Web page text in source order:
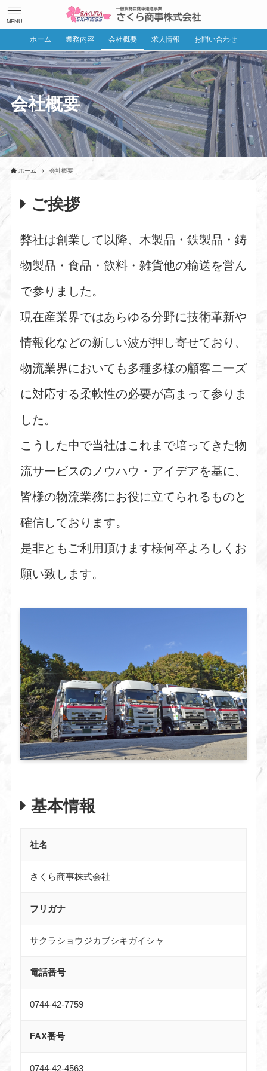
MENU
ホーム 業務内容 会社概要 求人情報 お問い合わせ
会社概要
ホーム 会社概要
ご挨拶
弊社は創業して以降、木製品・鉄製品・鋳
物製品・食品・飲料・雑貨他の輸送を営ん
で参りました。
現在産業界ではあらゆる分野に技術革新や
情報化などの新しい波が押し寄せており、
物流業界においても多種多様の顧客ニーズ
に対応する柔軟性の必要が高まって参りま
した。
こうした中で当社はこれまで培ってきた物
流サービスのノウハウ・アイデアを基に、
皆様の物流業務にお役に立てられるものと
確信しております。
是非ともご利用頂けます様何卒よろしくお
願い致します。
基本情報
社名
さくら商事株式会社
フリガナ
サクラショウジカブシキガイシャ
電話番号
0744-42-7759
FAX番号
0744-42-4563